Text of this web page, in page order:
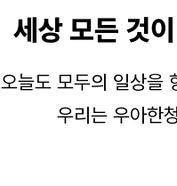
세상 모든 것
오늘도 모두의 일상을
우리는 우아한